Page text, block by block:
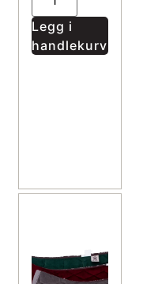
Legg i
handlekurv